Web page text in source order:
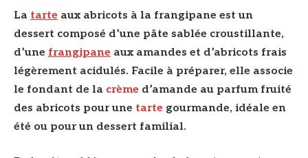
La tarte aux abricots à la frangipane est un
dessert composé d’une pâte sablée croustillante,
d’une frangipane aux amandes et d’abricots frais
légèrement acidulés. Facile à préparer, elle associe
le fondant de la crème d’amande au parfum fruité
des abricots pour une tarte gourmande, idéale en
été ou pour un dessert familial.